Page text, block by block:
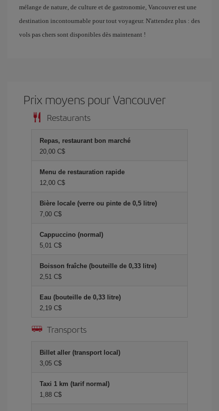
mélange de nature, de culture et de gastronomie, Vancouver est une
destination incontournable pour tout voyageur. N'attendez plus : des
vols pas chers sont disponibles dès maintenant !
Prix ​​moyens pour Vancouver
Restaurants
Repas, restaurant bon marché
20,00 C$
Menu de restauration rapide
12,00 C$
Bière locale (verre ou pinte de 0,5 litre)
7,00 C$
Cappuccino (normal)
5,01 C$
Boisson fraîche (bouteille de 0,33 litre)
2,51 C$
Eau (bouteille de 0,33 litre)
2,19 C$
Transports
Billet aller (transport local)
3,05 C$
Taxi 1 km (tarif normal)
1,88 C$